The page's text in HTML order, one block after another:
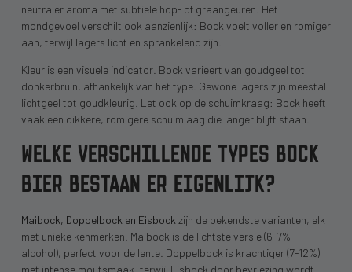
neutraler aroma met subtiele hop- of graangeuren. Het
mondgevoel verschilt ook aanzienlijk: Bock voelt voller en romiger
aan, terwijl lagers licht en sprankelend zijn.
Kleur is een visuele indicator. Bock varieert van goudgeel tot
donkerbruin, afhankelijk van het type. Gewone lagers zijn meestal
lichtgeel tot goudkleurig. Let ook op de schuimkraag: Bock heeft
vaak een dikkere, romigere schuimlaag die langer blijft staan.
WELKE VERSCHILLENDE TYPES BOCK
BIER BESTAAN ER EIGENLIJK?
Maibock, Doppelbock en Eisbock zijn de bekendste varianten, elk
met unieke kenmerken. Maibock is de lichtste versie (6-7%
alcohol), perfect voor de lente. Doppelbock is krachtiger (7-12%)
met intense moutsmaak, terwijl Eisbock door bevriezing wordt